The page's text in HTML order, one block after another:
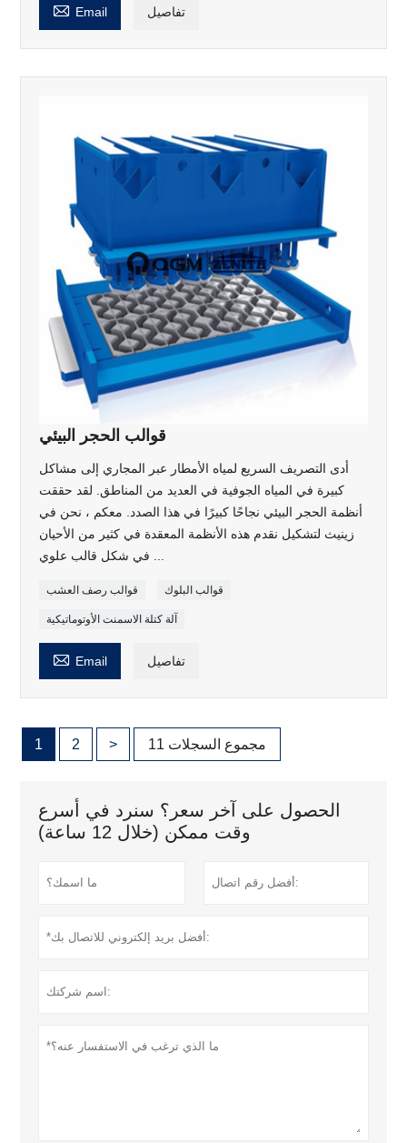
 Email تفاصيل
قوالب الحجر البيئي
أدى التصريف السريع لمياه الأمطار عبر المجاري إلى مشاكل
كبيرة في المياه الجوفية في العديد من المناطق. لقد حققت
أنظمة الحجر البيئي نجاحًا كبيرًا في هذا الصدد. معكم ، نحن في
زينيث لتشكيل نقدم هذه الأنظمة المعقدة في كثير من الأحيان
قوالب رصف العشب قوالب البلوك
آلة كتلة الاسمنت الأوتوماتيكية
 Email تفاصيل
1 2 > 11 مجموع السجلات
الحصول على آخر سعر؟ سنرد في أسرع
وقت ممكن (خلال 12 ساعة)